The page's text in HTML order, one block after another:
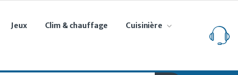
Jeux Clim & chauffage Cuisinière